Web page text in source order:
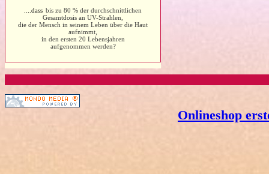
....dass bis zu 80 % der durchschnittlichen
Gesamtdosis an UV-Strahlen,
die der Mensch in seinem Leben über die Haut
aufnimmt,
in den ersten 20 Lebensjahren
aufgenommen werden?
Onlineshop